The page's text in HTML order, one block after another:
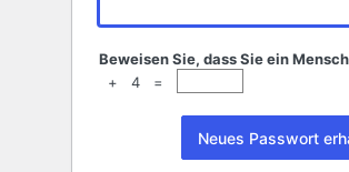
Beweisen Sie, dass Sie ein
+ 4 =